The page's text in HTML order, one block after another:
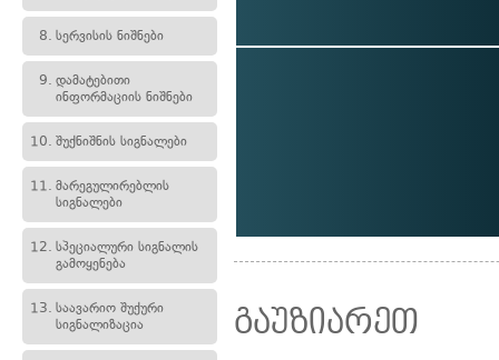
8. სერვისის ნიშნები
9. დამატებითი
ინფორმაციის ნიშნები
10. შუქნიშნის სიგნალები
11. მარეგულირებლის
სიგნალები
12. სპეციალური სიგნალის
გამოყენება
13. საავარიო შუქური
სიგნალიზაცია
გაუზიარეთ